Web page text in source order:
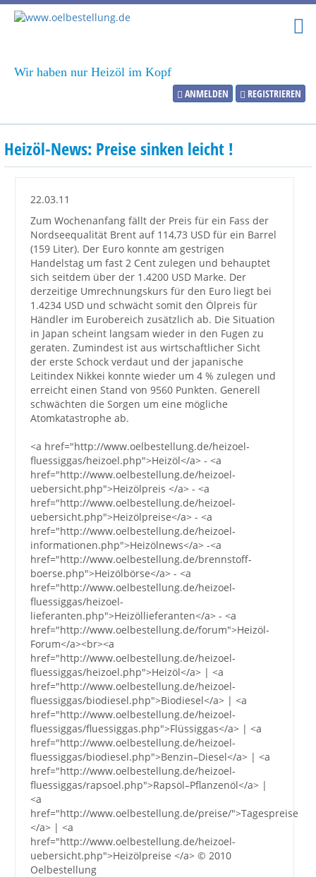
Wir haben nur Heizöl im Kopf
ANMELDEN REGISTRIEREN
Heizölpreise
Aktueller Heizölpreis
Marktinformationen
Wunschpreis Benachrichtigung
Großbestellungen
Produkte
Service
Hilfe und Kontakt
Shop
Heizöl-News: Preise sinken leicht !
22.03.11
Zum Wochenanfang fällt der Preis für ein Fass der
Nordseequalität Brent auf 114,73 USD für ein Barrel
(159 Liter). Der Euro konnte am gestrigen
Handelstag um fast 2 Cent zulegen und behauptet
sich seitdem über der 1.4200 USD Marke. Der
derzeitige Umrechnungskurs für den Euro liegt bei
1.4234 USD und schwächt somit den Ölpreis für
Händler im Eurobereich zusätzlich ab. Die Situation
in Japan scheint langsam wieder in den Fugen zu
geraten. Zumindest ist aus wirtschaftlicher Sicht
der erste Schock verdaut und der japanische
Leitindex Nikkei konnte wieder um 4 % zulegen und
erreicht einen Stand von 9560 Punkten. Generell
schwächten die Sorgen um eine mögliche
Atomkatastrophe ab.
<a href="http://www.oelbestellung.de/heizoel-
fluessiggas/heizoel.php">Heizöl</a> - <a
href="http://www.oelbestellung.de/heizoel-
uebersicht.php">Heizölpreis </a> - <a
href="http://www.oelbestellung.de/heizoel-
uebersicht.php">Heizölpreise</a> - <a
href="http://www.oelbestellung.de/heizoel-
informationen.php">Heizölnews</a> -<a
href="http://www.oelbestellung.de/brennstoff-
boerse.php">Heizölbörse</a> - <a
href="http://www.oelbestellung.de/heizoel-
fluessiggas/heizoel-
lieferanten.php">Heizöllieferanten</a> - <a
href="http://www.oelbestellung.de/forum">Heizöl-
Forum</a><br><a
href="http://www.oelbestellung.de/heizoel-
fluessiggas/heizoel.php">Heizöl</a> | <a
href="http://www.oelbestellung.de/heizoel-
fluessiggas/biodiesel.php">Biodiesel</a> | <a
href="http://www.oelbestellung.de/heizoel-
fluessiggas/fluessiggas.php">Flüssiggas</a> | <a
href="http://www.oelbestellung.de/heizoel-
fluessiggas/biodiesel.php">Benzin–Diesel</a> | <a
href="http://www.oelbestellung.de/heizoel-
fluessiggas/rapsoel.php">Rapsöl–Pflanzenöl</a> |
<a
href="http://www.oelbestellung.de/preise/">Tagespreise
</a> | <a
href="http://www.oelbestellung.de/heizoel-
uebersicht.php">Heizölpreise </a> © 2010
Oelbestellung